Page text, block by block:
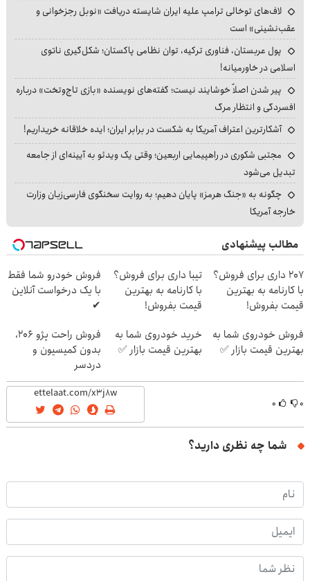
لاف‌های توخالی ترامپ علیه ایران شایسته دریافت «نوبل رجزخوانی و
عقب‌نشینی» است
پول عربستان، فناوری ترکیه، توان نظامی پاکستان؛ شکل‌گیری ناتوی
اسلامی در خاورمیانه!
پیر شدن اصلاً خوشایند نیست؛ گفته‌های نویسنده «بازی تاج‌وتخت» درباره
افسردگی و انتظار مرگ
آشکارترین اعتراف آمریکا به شکست در برابر ایران؛ ایده خلاقانه خریداریم!
مجتبی شکوری در راهپیمایی اربعین؛ وقتی یک ویدئو به آیینه‌ای از جامعه
تبدیل می‌شود
چگونه به «جنگ هرمز» پایان دهیم؛ به روایت سخنگوی فارسی‌زبان وزارت
خارجه آمریکا
مطالب پیشنهادی
207 داری برای فروش؟
با کارنامه به بهترین
قیمت بفروش!
تیبا داری برای فروش؟
با کارنامه به بهترین
قیمت بفروش!
فروش خودرو شما فقط
با یک درخواست آنلاین
✔
فروش خودروی شما به
بهترین قیمت بازار ✅
خرید خودروی شما به
بهترین قیمت بازار ✅
فروش راحت پژو ۲۰6،
بدون کمیسیون و
دردسر
۰ ۰
شما چه نظری دارید؟